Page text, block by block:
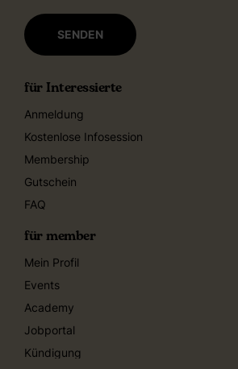
für Interessierte
Anmeldung
Kostenlose Infosession
Membership
Gutschein
FAQ
für member
Mein Profil
Events
Academy
Jobportal
Kündigung